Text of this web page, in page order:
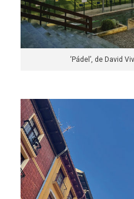
‘Pádel’, de David